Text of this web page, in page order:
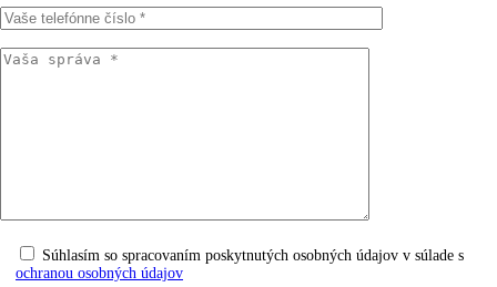
Súhlasím so spracovaním poskytnutých osobných údajov v súlade s
ochranou osobných údajov